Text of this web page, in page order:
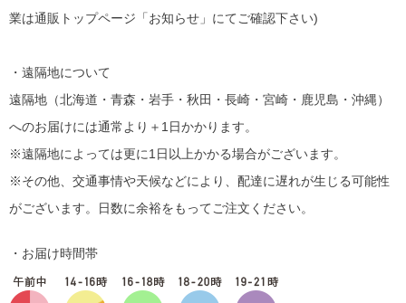
業は通販トップページ「お知らせ」にてご確認下さい)
・遠隔地について
遠隔地（北海道・青森・岩手・秋田・長崎・宮崎・鹿児島・沖縄）
へのお届けには通常より＋1日かかります。
※遠隔地によっては更に1日以上かかる場合がございます。
※その他、交通事情や天候などにより、配達に遅れが生じる可能性
がございます。日数に余裕をもってご注文ください。
・お届け時間帯